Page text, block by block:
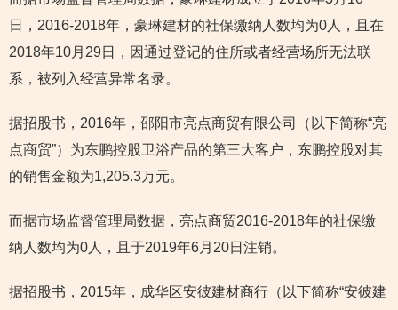
日，2016-2018年，豪琳建材的社保缴纳人数均为0人，且在
2018年10月29日，因通过登记的住所或者经营场所无法联
系，被列入经营异常名录。
据招股书，2016年，邵阳市亮点商贸有限公司（以下简称“亮
点商贸”）为东鹏控股卫浴产品的第三大客户，东鹏控股对其
的销售金额为1,205.3万元。
而据市场监督管理局数据，亮点商贸2016-2018年的社保缴
纳人数均为0人，且于2019年6月20日注销。
据招股书，2015年，成华区安彼建材商行（以下简称“安彼建